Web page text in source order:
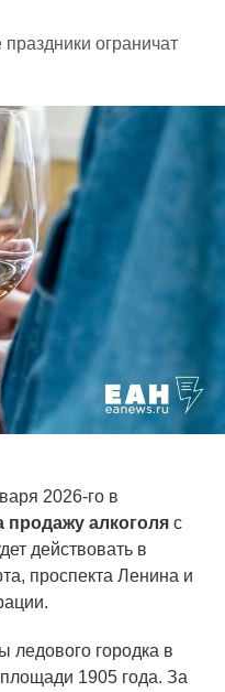
ограничат
2026-го в
продажу алкоголя с
действовать в
проспекта Ленина и
ледового городка в
1905 года. За